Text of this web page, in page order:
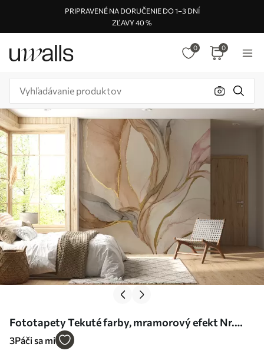
PRIPRAVENÉ NA DORUČENIE DO 1–3 DNÍ
ZĽAVY 40 %
0 0
Fototapety Tekuté farby, mramorový efekt Nr.
u71828
3Páči sa mi